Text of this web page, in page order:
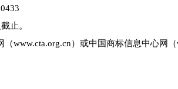
止。
（www.cta.org.cn）或中国商标信息中心网（